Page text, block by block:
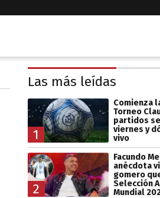
Las más leídas
1
Comienza
Torneo
partidos
viernes y
vivo
2
Facundo
anécdota
gomero
Selección
Mundial